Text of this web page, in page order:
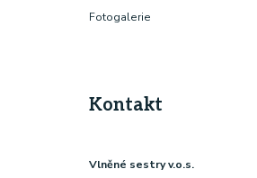
Fotogalerie
Kontakt
Vlněné sestry v.o.s.